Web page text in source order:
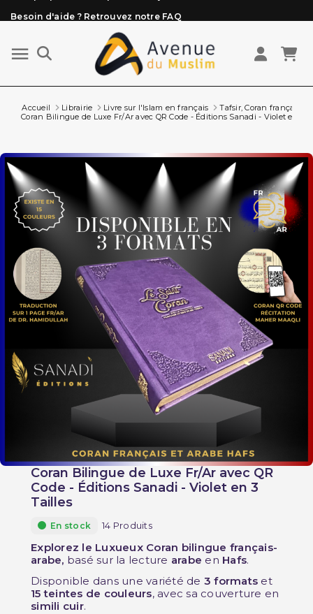
Besoin d'aide ? Retrouvez notre FAQ
Livraison offerte à partir de 89€ d'achat*
Les Commandes passées avant 15h (lun au Vend)
sont préparées et expédiées le jour même
Accueil Librairie Livre sur l'Islam en français
Tafsir, Coran français
Coran Bilingue de Luxe Fr/Ar avec QR Code - Éditions Sanadi - Violet en 3
Coran Bilingue de Luxe Fr/Ar avec QR
Code - Éditions Sanadi - Violet en 3
Tailles
En stock 14 Produits
Explorez le Luxueux Coran bilingue français-
arabe, basé sur la lecture arabe en Hafs.
Disponible dans une variété de 3 formats et
15 teintes de couleurs, avec sa couverture en
simili cuir.